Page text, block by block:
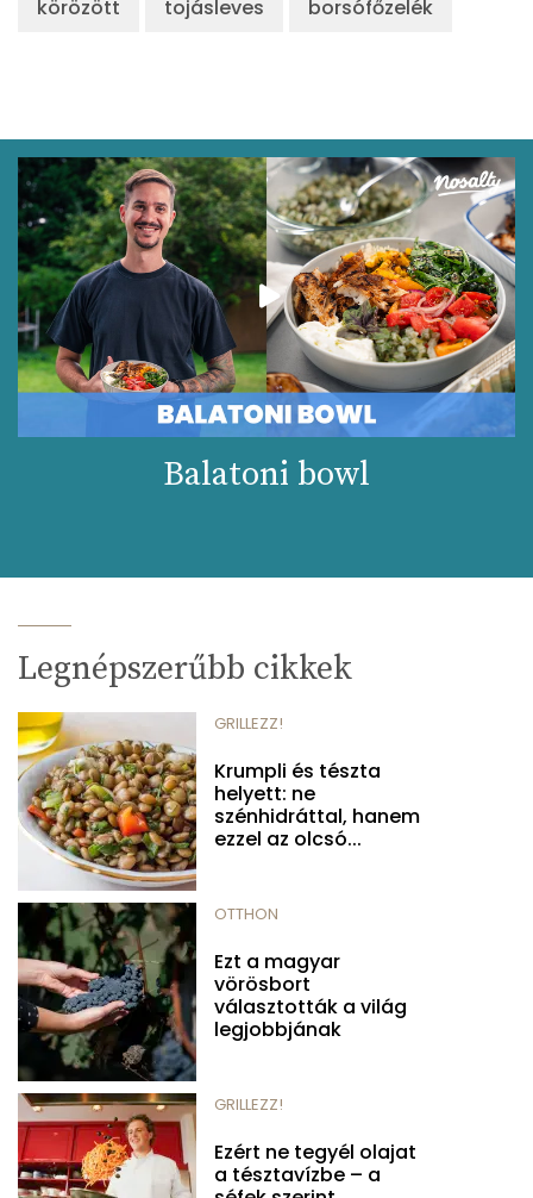
körözött tojásleves borsófőzelék
Balatoni bowl
Legnépszerűbb cikkek
GRILLEZZ!
Krumpli és tészta
helyett: ne
szénhidráttal, hanem
ezzel az olcsó...
OTTHON
Ezt a magyar
vörösbort
választották a világ
legjobbjának
GRILLEZZ!
Ezért ne tegyél olajat
a tésztavízbe – a